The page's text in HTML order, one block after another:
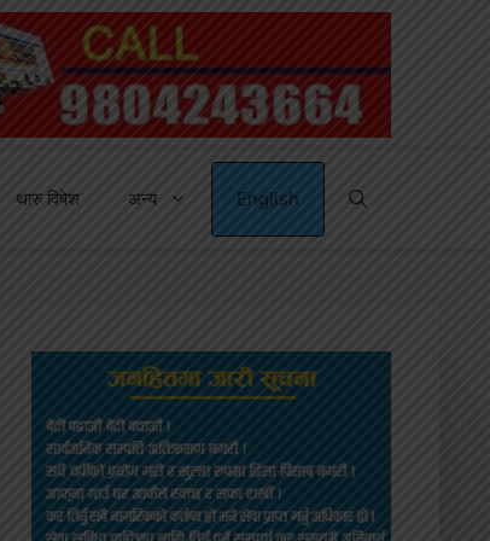
थारु विषेश अन्य English